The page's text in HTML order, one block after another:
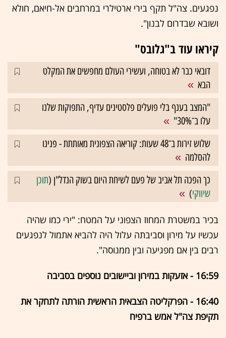
נפגעים. צה"ל תקף בירי ארטילרי במרחבים אל-חיאם, חולא
ושובא שבדרום לבנון".
קיראו עוד ב"גלובס"
דובאי כבר לא בטוחה, ועשירי העולם מחפשים את המקלט
הבא
"המצב בענף בלי פועלים פלסטינים עדיף, התפוקות שלנו
עלו ב־30%"
שלוש זירות ב־48 שעות: קוריאה הצפונית מאותתת - פנינו
להסלמה
כך הפכה תל אביב של פעם לשיחת היום בשוק הנדל"ן (תוכן
שיווקי)
בכיר במשטרת המחוז הצפוני על המטח: "ירי כמו שהיה
עכשיו על מירון וסביבתה עלול היה להביא אתמול לנפגעים
רבים בין אם מפגיעה ובין ממנוסה".
16:59 - אזעקות במירון וביישובים נוספים בסביבה
16:40 - הפרקליטה הצבאית הראשית הורתה לתחקר את
תקיפת צה"ל אמש ברפיח